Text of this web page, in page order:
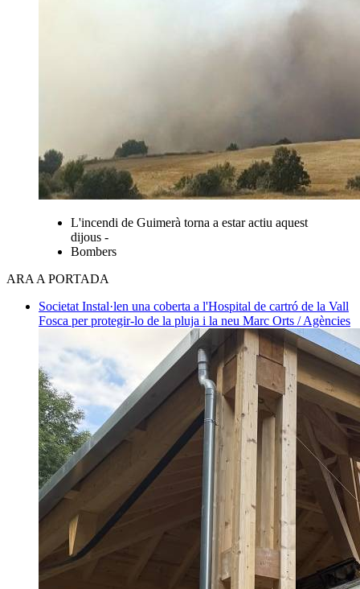
L'incendi de Guimerà torna a estar actiu aquest
dijous -
Bombers
ARA A PORTADA
Societat Instal·len una coberta a l'Hospital de cartró de la Vall
Fosca per protegir-lo de la pluja i la neu Marc Orts / Agències